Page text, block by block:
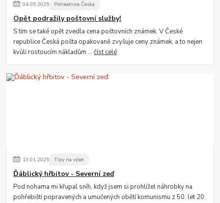
04.05.2025 Pohlednice Česka
Opět podražily poštovní služby!
S tím se také opět zvedla cena poštovních známek. V České
republice Česká pošta opakovaně zvyšuje ceny známek, a to nejen
kvůli rostoucím nákladům ...číst celé
13.01.2025 Tipy na výlet
Ďáblický hřbitov - Severní zeď
Pod nohama mi křupal sníh, když jsem si prohlížel náhrobky na
pohřebišti popravených a umučených obětí komunismu z 50. let 20.